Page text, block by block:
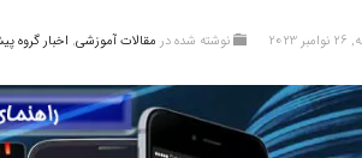
نوشته شده در مقالات آموزشی, اخبار گروه